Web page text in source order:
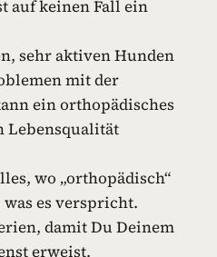
auf keinen Fall ein
sehr aktiven Hunden
mit der
ein orthopädisches
Lebensqualität
wo „orthopädisch“
es verspricht.
damit Du Deinem
erweist.